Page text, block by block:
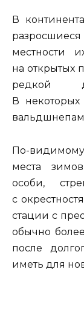
В
местности
на открытых
редкой
В некоторых
По-
места
особи,
с
стации с
обычно
после
иметь для